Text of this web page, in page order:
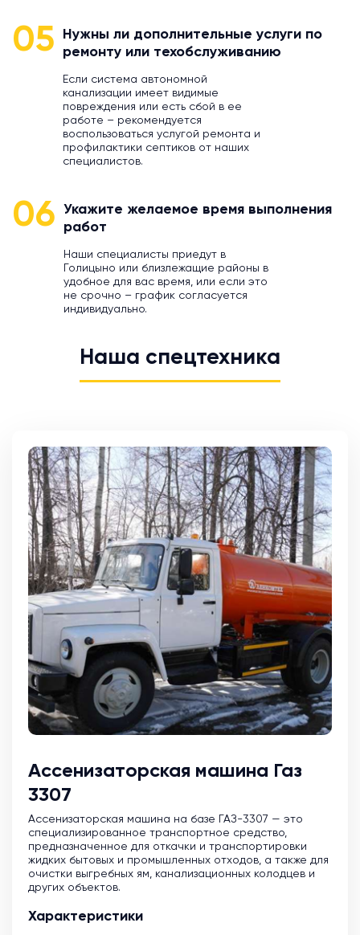
05
Нужны ли дополнительные услуги по
ремонту или техобслуживанию
Если система автономной
канализации имеет видимые
повреждения или есть сбой в ее
работе – рекомендуется
воспользоваться услугой ремонта и
профилактики септиков от наших
специалистов.
06
Укажите желаемое время выполнения
работ
Наши специалисты приедут в
Голицыно или близлежащие районы в
удобное для вас время, или если это
не срочно – график согласуется
индивидуально.
Наша спецтехника
Ассенизаторская машина Газ
3307
Ассенизаторская машина на базе ГАЗ-3307 — это
специализированное транспортное средство,
предназначенное для откачки и транспортировки
жидких бытовых и промышленных отходов, а также для
очистки выгребных ям, канализационных колодцев и
других объектов.
Характеристики